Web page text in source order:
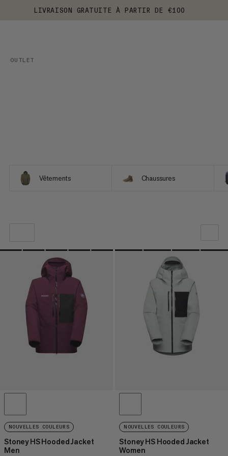
LIVRAISON GRATUITE À PARTIR DE €100
OUTLET
Vêtements Chaussures
NOTRE SELECTION
PRIX CROISSANT
PRIX DÉCROISSANT
NOUVEAUTÉS
ÉVALUATION
NOUVELLES COULEURS
Stoney HS Hooded Jacket
Men
NOUVELLES COULEURS
Stoney HS Hooded Jacket
Women